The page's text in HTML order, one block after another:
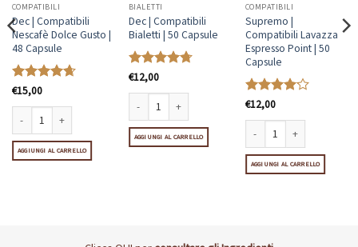
COMPATIBILI
Dec | Compatibili
Nescafè Dolce Gusto |
48 Capsule
Valutato
€15,00
Dec | Compatibili Nescafè Dolce Gusto | 48 Capsule quantità
AGGIUNGI AL CARRELLO
BIALETTI
Dec | Compatibili
Bialetti | 50 Capsule
Valutato
€12,00
Dec | Compatibili Bialetti | 50 Capsule quantità
AGGIUNGI AL CARRELLO
COMPATIBILI
Supremo |
Compatibili Lavazza
Espresso Point | 50
Capsule
Valutato
€12,00
Supremo | Compatibili
AGGIUNGI AL CARRELLO
| 50 Capsule quantità